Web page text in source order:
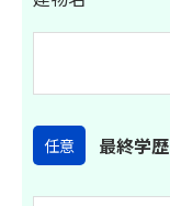
最終学歴
任意